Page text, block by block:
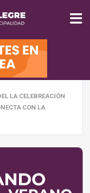
INICIO
MUNICIPALIDAD
SEGURIDAD
TURISMO
LA CELEBREACIÓN
CON LA